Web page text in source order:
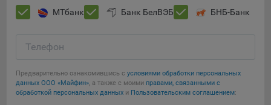
МТбанк Банк БелВЭБ БНБ-Банк
Телефон
Предварительно ознакомившись с условиями обработки персональных
данных ООО «Майфин», а также с моими правами, связанными с
обработкой персональных данных и Пользовательским соглашением: